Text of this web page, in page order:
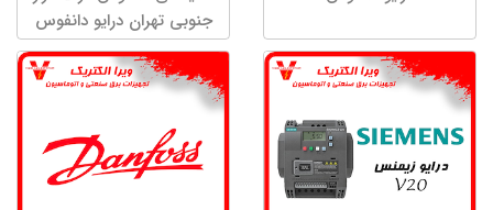
جنوبی تهران درایو دانفوس